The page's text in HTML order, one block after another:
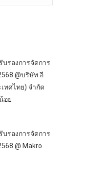
รองการจัดการ
@บริษัท อี
ทศไทย) จำกัด
อย
รองการจัดการ
@ Makro